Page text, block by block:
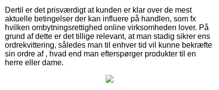
Dertil er det prisværdigt at kunden er klar over de mest
aktuelle betingelser der kan influere på handlen, som fx
hvilken ombytningsrettighed online virksomheden lover. På
grund af dette er det tillige relevant, at man stadig sikrer ens
ordrekvittering, således man til enhver tid vil kunne bekræfte
sin ordre af , hvad end man efterspørger produkter til en
herre eller dame.